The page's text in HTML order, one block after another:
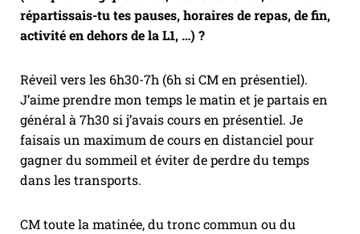
répartissais-tu tes pauses, horaires de repas, de fin,
activité en dehors de la L1, …) ?
Réveil vers les 6h30-7h (6h si CM en présentiel).
J’aime prendre mon temps le matin et je partais en
général à 7h30 si j’avais cours en présentiel. Je
faisais un maximum de cours en distanciel pour
gagner du sommeil et éviter de perdre du temps
dans les transports.
CM toute la matinée, du tronc commun ou du